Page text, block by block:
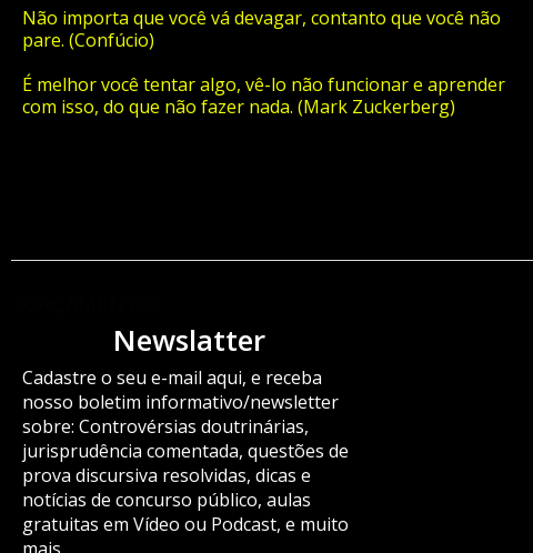
Não importa que você vá devagar, contanto que você não
pare. (Confúcio)
É melhor você tentar algo, vê-lo não funcionar e aprender
com isso, do que não fazer nada. (Mark Zuckerberg)
Newslatter
Cadastre o seu e-mail aqui, e receba
nosso boletim informativo/newsletter
sobre: Controvérsias doutrinárias,
jurisprudência comentada, questões de
prova discursiva resolvidas, dicas e
notícias de concurso público, aulas
gratuitas em Vídeo ou Podcast, e muito